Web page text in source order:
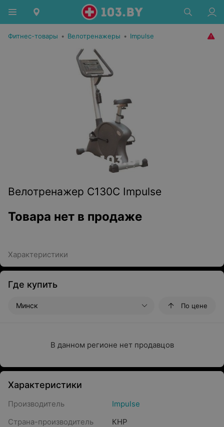
Фитнес-товары • Велотренажеры • Impulse
Велотренажер C130C Impulse
Товара нет в продаже
Характеристики
Где купить
Минск По цене
В данном регионе нет продавцов
Характеристики
Производитель
Impulse
Страна-производитель
КНР